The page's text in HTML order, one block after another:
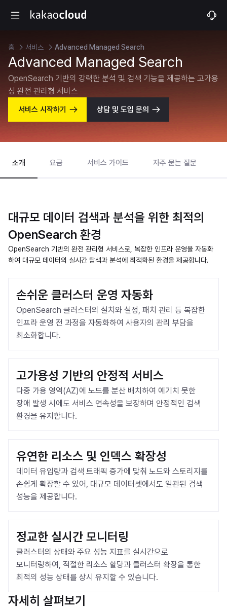
홈 서비스 Advanced Managed Search
Advanced Managed Search
OpenSearch 기반의 강력한 분석 및 검색 기능을 제공하는 고가용
성 완전 관리형 서비스
서비스 시작하기 상담 및 도입 문의
소개 요금 서비스 가이드 자주 묻는 질문
대규모 데이터 검색과 분석을 위한 최적의
OpenSearch 환경
OpenSearch 기반의 완전 관리형 서비스로, 복잡한 인프라 운영을 자동화
하여 대규모 데이터의 실시간 탐색과 분석에 최적화된 환경을 제공합니다.
손쉬운 클러스터 운영 자동화
OpenSearch 클러스터의 설치와 설정, 패치 관리 등 복잡한
인프라 운영 전 과정을 자동화하여 사용자의 관리 부담을
최소화합니다.
고가용성 기반의 안정적 서비스
다중 가용 영역(AZ)에 노드를 분산 배치하여 예기치 못한
장애 발생 시에도 서비스 연속성을 보장하며 안정적인 검색
환경을 유지합니다.
유연한 리소스 및 인덱스 확장성
데이터 유입량과 검색 트래픽 증가에 맞춰 노드와 스토리지를
손쉽게 확장할 수 있어, 대규모 데이터셋에서도 일관된 검색
성능을 제공합니다.
정교한 실시간 모니터링
클러스터의 상태와 주요 성능 지표를 실시간으로
모니터링하여, 적절한 리소스 할당과 클러스터 확장을 통한
최적의 성능 상태를 상시 유지할 수 있습니다.
자세히 살펴보기